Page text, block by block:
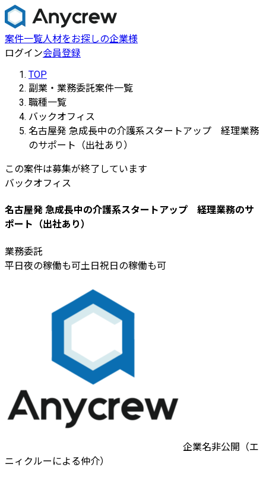
案件一覧人材をお探しの企業様
ログイン会員登録
TOP
副業・業務委託案件一覧
職種一覧
バックオフィス
名古屋発 急成長中の介護系スタートアップ 経理業務
のサポート（出社あり）
この案件は募集が終了しています
バックオフィス
名古屋発 急成長中の介護系スタートアップ 経理業務のサ
ポート（出社あり）
業務委託
平日夜の稼働も可土日祝日の稼働も可
企業名非公開（エ
ニィクルーによる仲介）